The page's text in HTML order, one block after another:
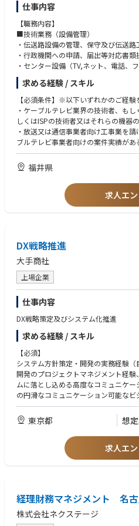
仕事内容
【職務内容】
■技術業務（設備管理）
・伝送路設備の管理、保守及び伝送路
・行政機関への申請、届出等対応書類
・センター設備（TV,ネット、電話、
・顧客対応業務 （主に2次対応）
■同社の魅力
景気に左右されない安定した職業
当社はISPとしてインターネットサー
るが、福井市をはじめとした県内の多
光ケーブルで接続されているため、
が可能。
少数精鋭のメンバーで構成しており、
由に意見を述べることができる。
良い意見はどんどん取り入れる気風
のできる職場環境である。
求める経験 / スキル
【必須条件】※以下いずれかのご経験
・ケーブルテレビ業界の技術者、も
しくはISPの技術者又はそれらの機器
・放送又は通信事業者向け工事業を
ブルテレビ事業者向けの案件実績があ
・電気通信設備の維持・運用・工事
【歓迎資格】
・電気通信主任技術者資格保持者
・CATV技術者試験合格者
・工事担任者試験合格者
・情報処理技術者試験合格者
福井県
求人エ
DX戦略推進
大手商社
上場企業
仕事内容
DX戦略策定及びシステム化推進
求める経験 / スキル
【必須】
システム方針策定・開発の実務経験
開発のプロジェクトマネジメント経
ムに落とし込める高度なコミュニケ
の円滑なコミュニケーション可能な
題を発見し周囲を巻き込みながらプ
【歓迎】
金融・コモディティトレード、もし
が求められるシステムの開発経験、
ィ・UI/UX設計等に関する幅広い知見
東京都 想
求人エ
経理財務マネジメント 名
株式会社ネクステージ